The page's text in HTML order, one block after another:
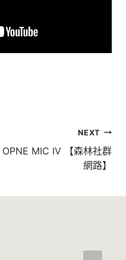
NEXT
OPNE MIC IV 【森林社群
網路】